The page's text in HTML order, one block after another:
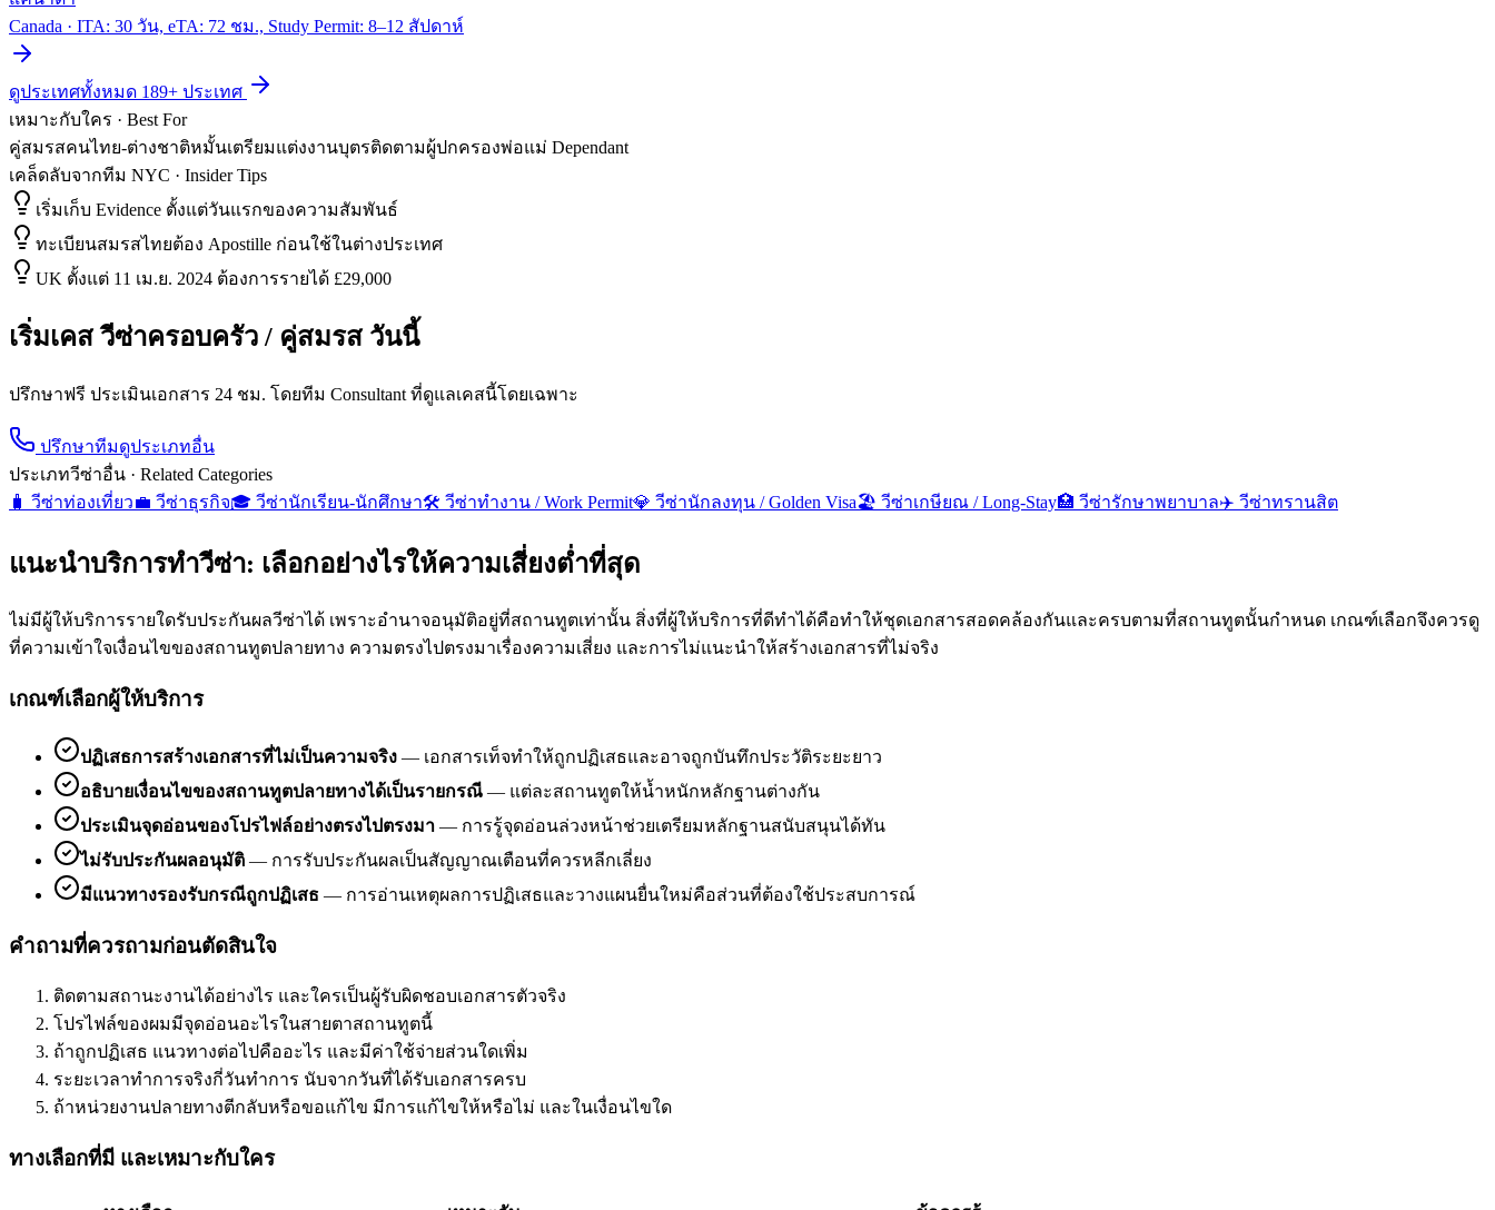
Canada · ITA: 30 วัน, eTA: 72 ชม., Study Permit: 8–12 สัปดาห์
ดูประเทศทั้งหมด 189+ ประเทศ
เหมาะกับใคร · Best For
คู่สมรสคนไทย-ต่างชาติหมั้นเตรียมแต่งงานบุตรติดตามผู้ปกครองพ่อแม่ Dependant
เคล็ดลับจากทีม NYC · Insider Tips
เริ่มเก็บ Evidence ตั้งแต่วันแรกของความสัมพันธ์
ทะเบียนสมรสไทยต้อง Apostille ก่อนใช้ในต่างประเทศ
UK ตั้งแต่ 11 เม.ย. 2024 ต้องการรายได้ £29,000
เริ่มเคสวีซ่าครอบครัว / คู่สมรสวันนี้
ปรึกษาฟรี ประเมินเอกสาร 24 ชม. โดยทีม Consultant ที่ดูแลเคสนี้โดยเฉพาะ
ปรึกษาทีมดูประเภทอื่น
ประเภทวีซ่าอื่น · Related Categories
🧳 วีซ่าท่องเที่ยว💼 วีซ่าธุรกิจ🎓 วีซ่านักเรียน-นักศึกษา🛠️ วีซ่าทำงาน / Work Permit💎 วีซ่านักลงทุน / Golden Visa🏖️ วีซ่าเกษียณ / Long-Stay🏥 วีซ่ารักษาพยาบาล✈️ วีซ่าทรานสิต
แนะนำบริการทำวีซ่า: เลือกอย่างไรให้ความเสี่ยงต่ำที่สุด
ไม่มีผู้ให้บริการรายใดรับประกันผลวีซ่าได้ เพราะอำนาจอนุมัติอยู่ที่สถานทูตเท่านั้น สิ่งที่ผู้ให้บริการที่ดีทำได้คือทำให้ชุดเอกสารสอดคล้องกันและครบตามที่สถานทูตนั้นกำหนด เกณฑ์เลือกจึงควรดู
ที่ความเข้าใจเงื่อนไขของสถานทูตปลายทาง ความตรงไปตรงมาเรื่องความเสี่ยง และการไม่แนะนำให้สร้างเอกสารที่ไม่จริง
เกณฑ์เลือกผู้ให้บริการ
ปฏิเสธการสร้างเอกสารที่ไม่เป็นความจริง — เอกสารเท็จทำให้ถูกปฏิเสธและอาจถูกบันทึกประวัติระยะยาว
อธิบายเงื่อนไขของสถานทูตปลายทางได้เป็นรายกรณี — แต่ละสถานทูตให้น้ำหนักหลักฐานต่างกัน
ประเมินจุดอ่อนของโปรไฟล์อย่างตรงไปตรงมา — การรู้จุดอ่อนล่วงหน้าช่วยเตรียมหลักฐานสนับสนุนได้ทัน
ไม่รับประกันผลอนุมัติ — การรับประกันผลเป็นสัญญาณเตือนที่ควรหลีกเลี่ยง
มีแนวทางรองรับกรณีถูกปฏิเสธ — การอ่านเหตุผลการปฏิเสธและวางแผนยื่นใหม่คือส่วนที่ต้องใช้ประสบการณ์
คำถามที่ควรถามก่อนตัดสินใจ
ติดตามสถานะงานได้อย่างไร และใครเป็นผู้รับผิดชอบเอกสารตัวจริง
โปรไฟล์ของผมมีจุดอ่อนอะไรในสายตาสถานทูตนี้
ถ้าถูกปฏิเสธ แนวทางต่อไปคืออะไร และมีค่าใช้จ่ายส่วนใดเพิ่ม
ระยะเวลาทำการจริงกี่วันทำการ นับจากวันที่ได้รับเอกสารครบ
ถ้าหน่วยงานปลายทางตีกลับหรือขอแก้ไข มีการแก้ไขให้หรือไม่ และในเงื่อนไขใด
ทางเลือกที่มี และเหมาะกับใคร